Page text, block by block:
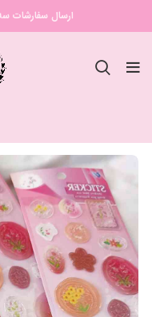
ارسال سفارشات